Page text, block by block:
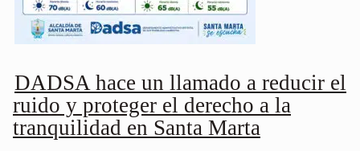
DADSA hace un llamado a reducir el
ruido y proteger el derecho a la
tranquilidad en Santa Marta